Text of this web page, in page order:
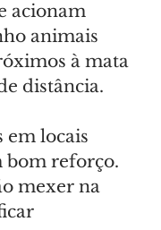
acionam
animais
à mata
distância.
em locais
bom reforço.
mexer na